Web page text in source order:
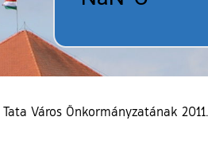
Tata Város Önkormányzatának